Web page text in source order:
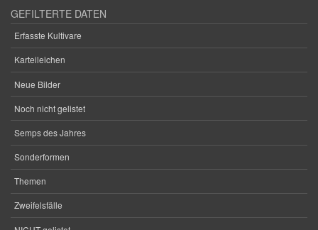
GEFILTERTE DATEN
Erfasste Kultivare
Karteileichen
Neue Bilder
Noch nicht gelistet
Semps des Jahres
Sonderformen
Themen
Zweifelsfälle